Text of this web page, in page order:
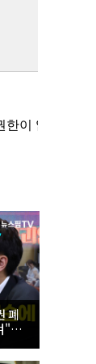
폐
"｜